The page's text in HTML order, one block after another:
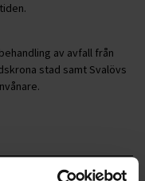
av avfall från
stad samt Svalövs